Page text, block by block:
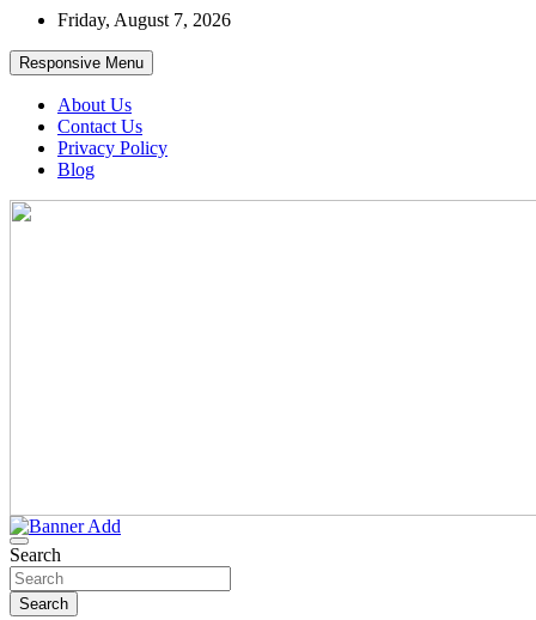
Skip
content
Friday, August 7, 2026
Responsive Menu
About Us
Contact Us
Privacy Policy
Blog
Search
Search